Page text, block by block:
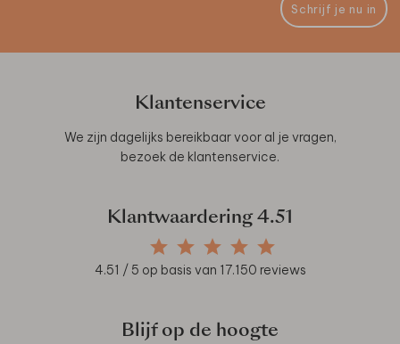
Schrijf je nu in
Klantenservice
We zijn dagelijks bereikbaar voor al je vragen,
bezoek de klantenservice.
Klantwaardering 4.51
4.51 / 5 op basis van 17.150 reviews
Blijf op de hoogte